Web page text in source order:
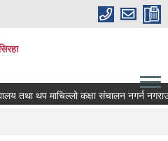
तथा थप माचिल्लो कक्षा संचालन नगर्न नगराउन